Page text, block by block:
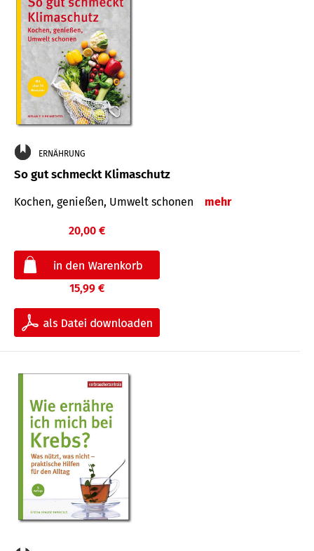
ERNÄHRUNG
So gut schmeckt Klimaschutz
Kochen, genießen, Umwelt schonen mehr
20,00 €
15,99 €